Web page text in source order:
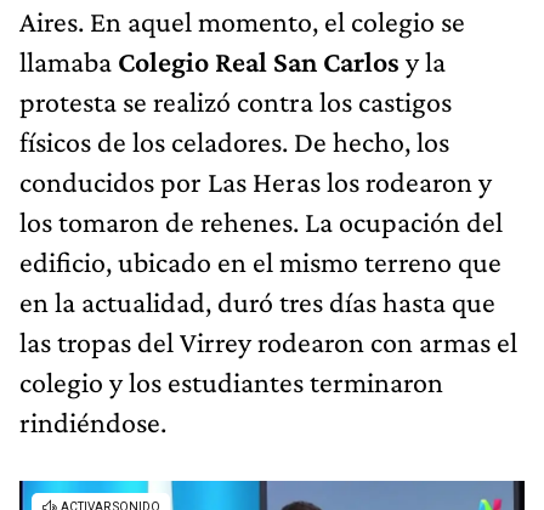
Aires. En aquel momento, el colegio se
llamaba Colegio Real San Carlos y la
protesta se realizó contra los castigos
físicos de los celadores. De hecho, los
conducidos por Las Heras los rodearon y
los tomaron de rehenes. La ocupación del
edificio, ubicado en el mismo terreno que
en la actualidad, duró tres días hasta que
las tropas del Virrey rodearon con armas el
colegio y los estudiantes terminaron
rindiéndose.